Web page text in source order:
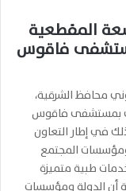
المقطعية
فاقوس
محافظ الشرقية،
بمستشفى فاقوس
مليون جنيه، وذلك في إطار التعاون
ومؤسسات المجتمع
طبية متميزة
أن الدولة ومؤسسات